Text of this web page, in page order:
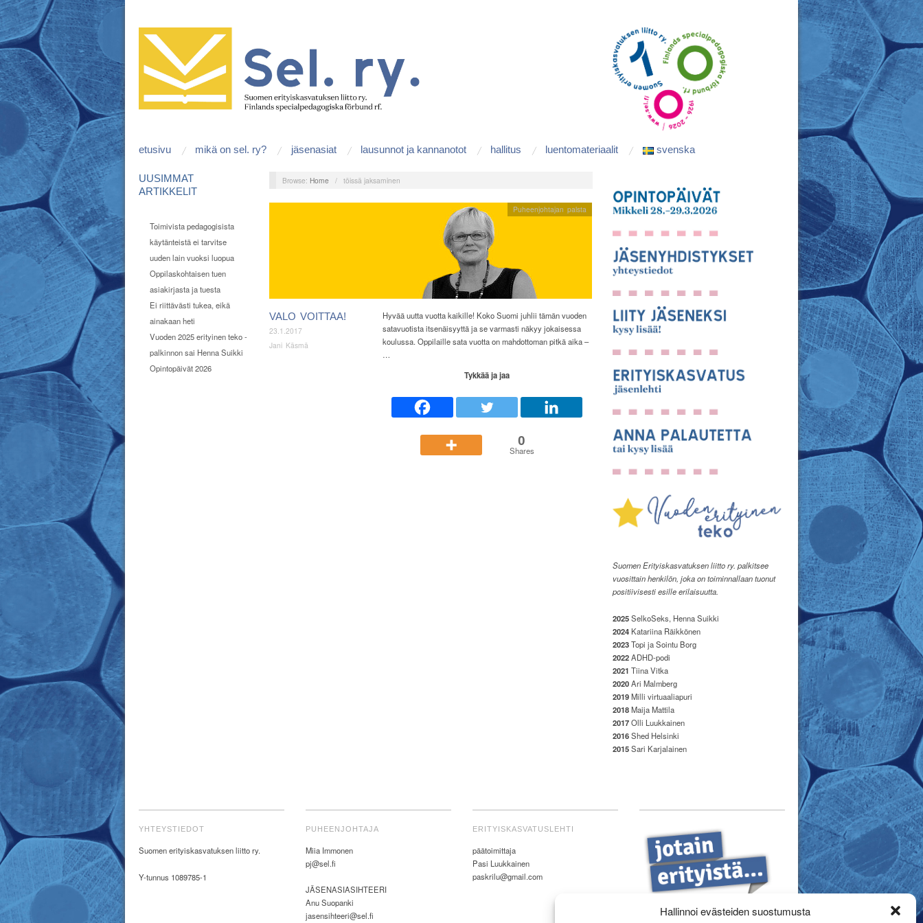
Hallinnoi evästeiden suostumusta
etusivu mikä on sel. ry? jäsenasiat lausunnot ja kannanotot hallitus luentomateriaalit svenska
UUSIMMAT
ARTIKKELIT
Toimivista pedagogisista
käytänteistä ei tarvitse
uuden lain vuoksi luopua
Oppilaskohtaisen tuen
asiakirjasta ja tuesta
Ei riittävästi tukea, eikä
ainakaan heti
Vuoden 2025 erityinen teko -
palkinnon sai Henna Suikki
Opintopäivät 2026
Browse: Home / töissä jaksaminen
VALO VOITTAA!
23.1.2017
Jani Käsmä
Puheenjohtajan palsta
Hyvää uutta vuotta kaikille! Koko Suomi juhlii tämän vuoden
satavuotista itsenäisyyttä ja se varmasti näkyy jokaisessa
koulussa. Oppilaille sata vuotta on mahdottoman pitkä aika –
…
Tykkää ja jaa
0
Shares
Suomen Erityiskasvatuksen liitto ry. palkitsee
vuosittain henkilön, joka on toiminnallaan tuonut
positiivisesti esille erilaisuutta.
2025SelkoSeks, Henna Suikki
2024 Katariina Räikkönen
2023Topi ja Sointu Borg
2022ADHD-podi
2021 Tiina Vitka
2020Ari Malmberg
2019Milli virtuaaliapuri
2018Maija Mattila
2017Olli Luukkainen
2016Shed Helsinki
2015Sari Karjalainen
YHTEYSTIEDOT
Suomen erityiskasvatuksen liitto ry.
Y-tunnus 1089785-1
PUHEENJOHTAJA
Miia Immonen
pj@sel.fi
JÄSENASIASIHTEERI
Anu Suopanki
jasensihteeri@sel.fi
ERITYISKASVATUSLEHTI
päätoimittaja
Pasi Luukkainen
paskrilu@gmail.com